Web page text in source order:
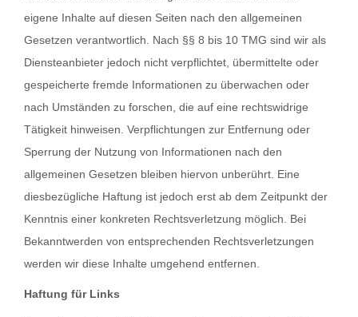
eigene Inhalte auf diesen Seiten nach den allgemeinen
Gesetzen verantwortlich. Nach §§ 8 bis 10 TMG sind wir als
Diensteanbieter jedoch nicht verpflichtet, übermittelte oder
gespeicherte fremde Informationen zu überwachen oder
nach Umständen zu forschen, die auf eine rechtswidrige
Tätigkeit hinweisen. Verpflichtungen zur Entfernung oder
Sperrung der Nutzung von Informationen nach den
allgemeinen Gesetzen bleiben hiervon unberührt. Eine
diesbezügliche Haftung ist jedoch erst ab dem Zeitpunkt der
Kenntnis einer konkreten Rechtsverletzung möglich. Bei
Bekanntwerden von entsprechenden Rechtsverletzungen
werden wir diese Inhalte umgehend entfernen.
Haftung für Links